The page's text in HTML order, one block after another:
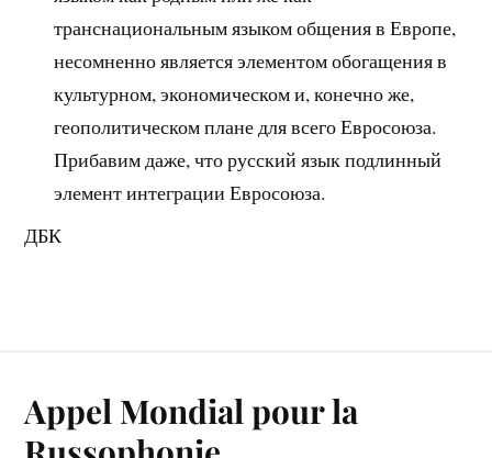
транснациональным языком общения в Европе,
несомненно является элементом обогащения в
культурном, экономическом и, конечно же,
геополитическом плане для всего Евросоюза.
Прибавим даже, что русский язык подлинный
элемент интеграции Евросоюза.
ДБК
Appel Mondial pour la